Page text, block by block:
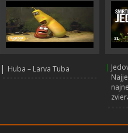
| Huba – Larva Tuba |